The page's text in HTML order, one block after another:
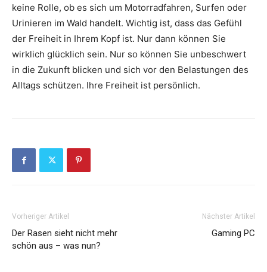
keine Rolle, ob es sich um Motorradfahren, Surfen oder
Urinieren im Wald handelt. Wichtig ist, dass das Gefühl
der Freiheit in Ihrem Kopf ist. Nur dann können Sie
wirklich glücklich sein. Nur so können Sie unbeschwert
in die Zukunft blicken und sich vor den Belastungen des
Alltags schützen. Ihre Freiheit ist persönlich.
Vorheriger Artikel
Der Rasen sieht nicht mehr
schön aus – was nun?
Nächster Artikel
Gaming PC